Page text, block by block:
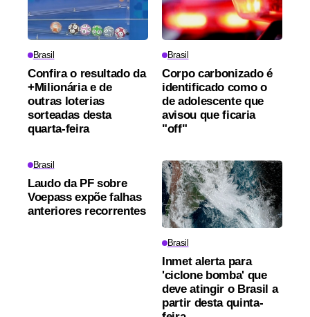
Brasil
Confira o resultado da
+Milionária e de
outras loterias
sorteadas desta
quarta-feira
Brasil
Corpo carbonizado é
identificado como o
de adolescente que
avisou que ficaria
"off"
Brasil
Laudo da PF sobre
Voepass expõe falhas
anteriores recorrentes
Brasil
Inmet alerta para
'ciclone bomba' que
deve atingir o Brasil a
partir desta quinta-